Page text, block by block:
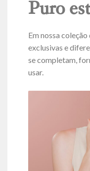
Puro
Em nossa
exclusivas e
se completam,
usar.